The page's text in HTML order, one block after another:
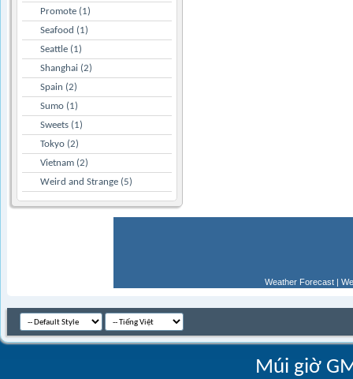
Promote (1)
Seafood (1)
Seattle (1)
Shanghai (2)
Spain (2)
Sumo (1)
Sweets (1)
Tokyo (2)
Vietnam (2)
Weird and Strange (5)
Weather Forecast |
Múi giờ